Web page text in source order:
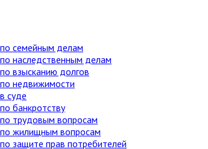
по семейным делам
наследственным делам
взысканию долгов
недвижимости
суде
банкротству
трудовым вопросам
по жилищным вопросам
защите прав потребителей